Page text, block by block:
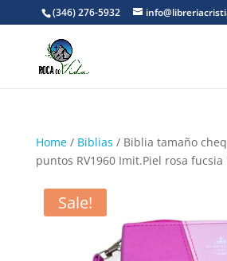
(346) 276-5932
Home/ Biblias / Biblia tamaño
puntos RV1960 Imit.Piel rosa
Sale!